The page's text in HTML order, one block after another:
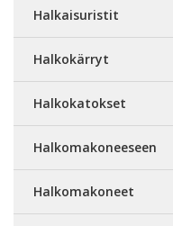
Halkaisuristit
Halkokärryt
Halkokatokset
Halkomakoneeseen
Halkomakoneet